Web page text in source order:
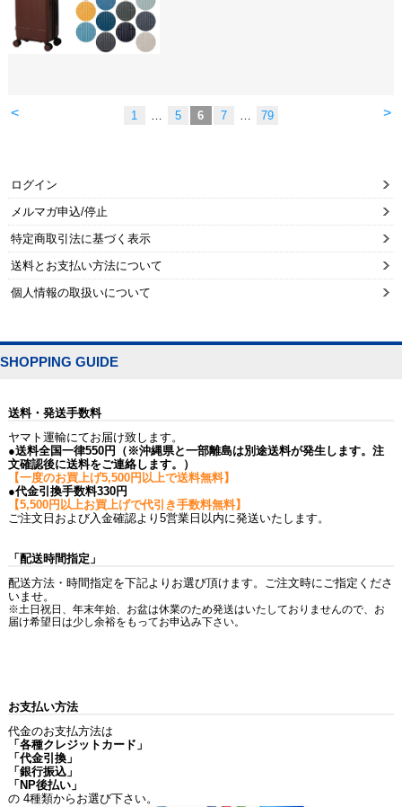
< >
1 … 5 6 7 … 79
ログイン
メルマガ申込/停止
特定商取引法に基づく表示
送料とお支払い方法について
個人情報の取扱いについて
SHOPPING GUIDE
送料・発送手数料
ヤマト運輸にてお届け致します。
●送料全国一律550円（※沖縄県と一部離島は別途送料が発生します。注
文確認後に送料をご連絡します。）
【一度のお買上げ5,500円以上で送料無料】
●代金引換手数料330円
【5,500円以上お買上げで代引き手数料無料】
ご注文日および入金確認より5営業日以内に発送いたします。
「配送時間指定」
配送方法・時間指定を下記よりお選び頂けます。ご注文時にご指定くださ
いませ。
※土日祝日、年末年始、お盆は休業のため発送はいたしておりませんので、お
届け希望日は少し余裕をもってお申込み下さい。
お支払い方法
代金のお支払方法は
「各種クレジットカード」
「代金引換」
「銀行振込」
「NP後払い」
の 4種類からお選び下さい。